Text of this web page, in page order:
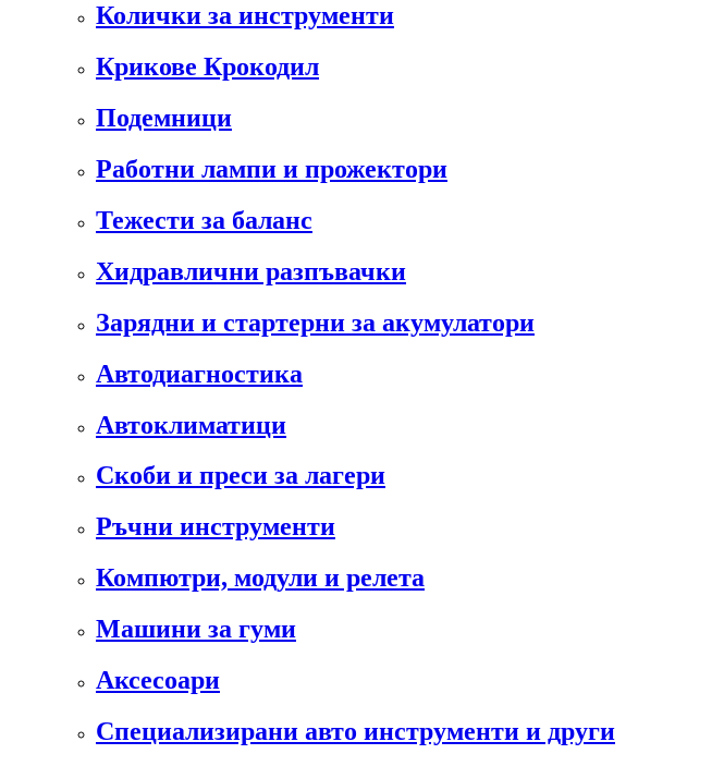
Колички за инструменти
Крикове Крокодил
Подемници
Работни лампи и прожектори
Тежести за баланс
Хидравлични разпъвачки
Зарядни и стартерни за акумулатори
Автодиагностика
Автоклиматици
Скоби и преси за лагери
Ръчни инструменти
Компютри, модули и релета
Машини за гуми
Аксесоари
Специализирани авто инструменти и други